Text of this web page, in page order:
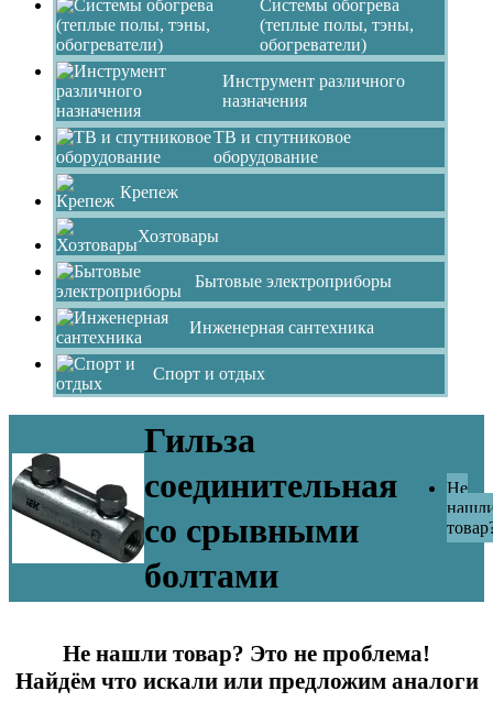
Системы обогрева
(теплые полы, тэны,
обогреватели)
Инструмент различного
назначения
ТВ и спутниковое
оборудование
Крепеж
Хозтовары
Бытовые электроприборы
Инженерная сантехника
Спорт и отдых
Гильза
соединительная
со срывными
болтами
Не
Не нашли товар? Это не проблема!
Найдём что искали или предложим аналоги